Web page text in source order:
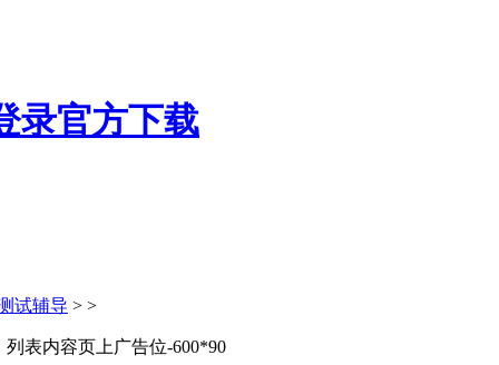
试辅导 > >
列表内容页上广告位-600*90